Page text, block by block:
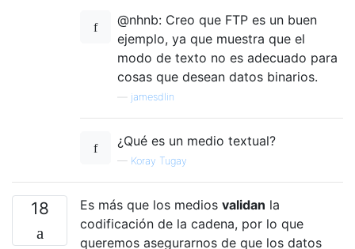
@nhnb: Creo que FTP es un buen
ejemplo, ya que muestra que el
modo de texto no es adecuado para
cosas que desean datos binarios.
jamesdlin
¿Qué es un medio textual?
— Koray Tugay
18 Es más que los medios validan la
codificación de la cadena, por lo que
queremos asegurarnos de que los datos